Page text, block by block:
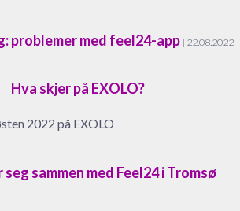
problemer med feel24-app | 22.08.2022
Hva skjer på EXOLO?
2022 på EXOLO
seg sammen med Feel24 i Tromsø